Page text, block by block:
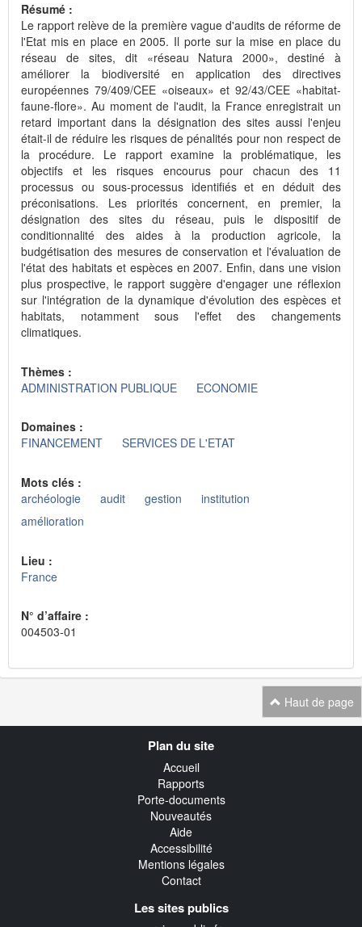
Résumé :
Le rapport relève de la première vague d'audits de réforme de
l'Etat mis en place en 2005. Il porte sur la mise en place du
réseau de sites, dit «réseau Natura 2000», destiné à
améliorer la biodiversité en application des directives
européennes 79/409/CEE «oiseaux» et 92/43/CEE «habitat-
faune-flore». Au moment de l'audit, la France enregistrait un
retard important dans la désignation des sites aussi l'enjeu
était-il de réduire les risques de pénalités pour non respect de
la procédure. Le rapport examine la problématique, les
objectifs et les risques encourus pour chacun des 11
processus ou sous-processus identifiés et en déduit des
préconisations. Les priorités concernent, en premier, la
désignation des sites du réseau, puis le dispositif de
conditionnalité des aides à la production agricole, la
budgétisation des mesures de conservation et l'évaluation de
l'état des habitats et espèces en 2007. Enfin, dans une vision
plus prospective, le rapport suggère d'engager une réflexion
sur l'intégration de la dynamique d'évolution des espèces et
habitats, notamment sous l'effet des changements
climatiques.
Thèmes :
ADMINISTRATION PUBLIQUE
ECONOMIE
Domaines :
FINANCEMENT
SERVICES DE L'ETAT
Mots clés :
archéologie
audit gestion
institution
amélioration
Lieu :
France
N° d’affaire :
004503-01
Haut de page
Plan du site
Accueil
Rapports
Porte-documents
Nouveautés
Aide
Accessibilité
Mentions légales
Contact
Les sites publics